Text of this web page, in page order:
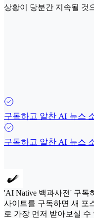
상황이 당분간 지속될 것
구독하고 알찬 AI 뉴스
구독하고 알찬 AI 뉴스
'AI Native 백과사전' 구독
사이트를 구독하면 새 포
로 가장 먼저 받아보실 수